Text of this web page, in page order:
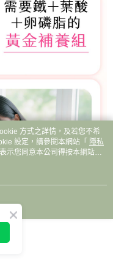
方式之詳情，及若您不希
設定，請參閱本網站「 隱私
示您同意本公司得按本網站使